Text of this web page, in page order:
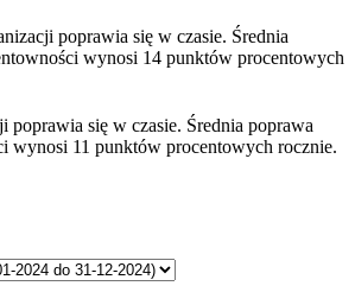
poprawia się w czasie. Średnia
wynosi 14 punktów procentowych
poprawia się w czasie. Średnia poprawa
wynosi 11 punktów procentowych rocznie.